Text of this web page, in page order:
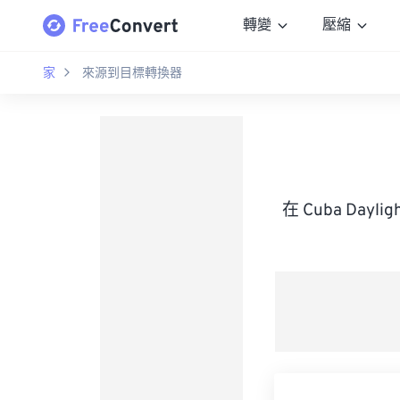
轉變 壓縮
家 來源到目標轉換器
在 Cuba